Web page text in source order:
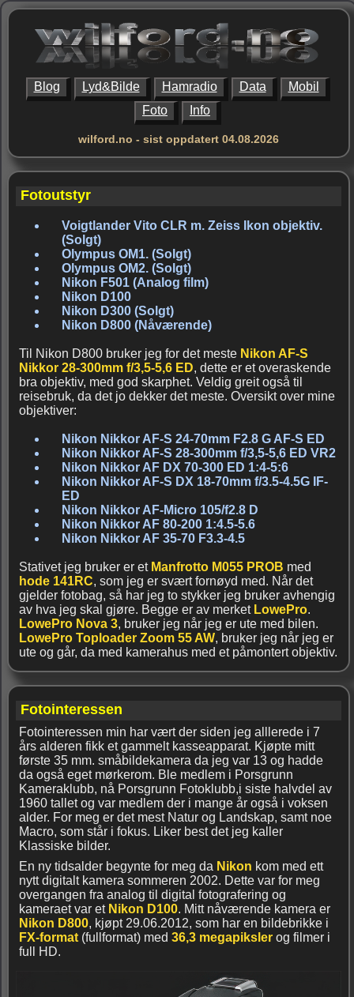
Blog Lyd&Bilde Hamradio Data
Mobil
Foto
Info
wilford.no - sist oppdatert 04.08.2026
Fotoutstyr
Voigtlander Vito CLR m. Zeiss Ikon objektiv.
(Solgt)
Olympus OM1. (Solgt)
Olympus OM2. (Solgt)
Nikon F501 (Analog film)
Nikon D100
Nikon D300 (Solgt)
Nikon D800 (Nåværende)
Til Nikon D800 bruker jeg for det meste Nikon AF-S
Nikkor 28-300mm f/3,5-5,6 ED, dette er et overaskende
bra objektiv, med god skarphet. Veldig greit også til
reisebruk, da det jo dekker det meste. Oversikt over mine
objektiver:
Nikon Nikkor AF-S 24-70mm F2.8 G AF-S ED
Nikon Nikkor AF-S 28-300mm f/3,5-5,6 ED VR2
Nikon Nikkor AF DX 70-300 ED 1:4-5:6
Nikon Nikkor AF-S DX 18-70mm f/3.5-4.5G IF-
ED
Nikon Nikkor AF-Micro 105/f2.8 D
Nikon Nikkor AF 80-200 1:4.5-5.6
Nikon Nikkor AF 35-70 F3.3-4.5
Stativet jeg bruker er et Manfrotto M055 PROB med
hode 141RC, som jeg er svært fornøyd med. Når det
gjelder fotobag, så har jeg to stykker jeg bruker avhengig
av hva jeg skal gjøre. Begge er av merket LowePro.
LowePro Nova 3, bruker jeg når jeg er ute med bilen.
LowePro Toploader Zoom 55 AW, bruker jeg når jeg er
ute og går, da med kamerahus med et påmontert objektiv.
Fotointeressen
Fotointeressen min har vært der siden jeg alllerede i 7
års alderen fikk et gammelt kasseapparat. Kjøpte mitt
første 35 mm. småbildekamera da jeg var 13 og hadde
da også eget mørkerom. Ble medlem i Porsgrunn
Kameraklubb, nå Porsgrunn Fotoklubb,i siste halvdel av
1960 tallet og var medlem der i mange år også i voksen
alder. For meg er det mest Natur og Landskap, samt noe
Macro, som står i fokus. Liker best det jeg kaller
Klassiske bilder.
En ny tidsalder begynte for meg da Nikon kom med ett
nytt digitalt kamera sommeren 2002. Dette var for meg
overgangen fra analog til digital fotografering og
kameraet var et Nikon D100. Mitt nåværende kamera er
Nikon D800, kjøpt 29.06.2012, som har en bildebrikke i
FX-format(fullformat) med 36,3 megapikslerog filmer i
full HD.